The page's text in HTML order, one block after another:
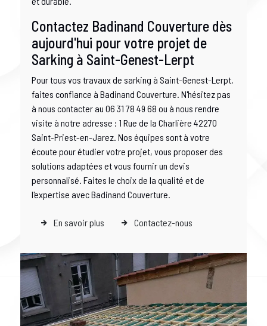
Contactez Badinand Couverture dès
aujourd'hui pour votre projet de
Sarking à Saint-Genest-Lerpt
Pour tous vos travaux de sarking à Saint-Genest-Lerpt,
faites confiance à Badinand Couverture. N'hésitez pas
à nous contacter au 06 31 78 49 68 ou à nous rendre
visite à notre adresse : 1 Rue de la Charlière 42270
Saint-Priest-en-Jarez. Nos équipes sont à votre
écoute pour étudier votre projet, vous proposer des
solutions adaptées et vous fournir un devis
personnalisé. Faites le choix de la qualité et de
l'expertise avec Badinand Couverture.
En savoir plus Contactez-nous